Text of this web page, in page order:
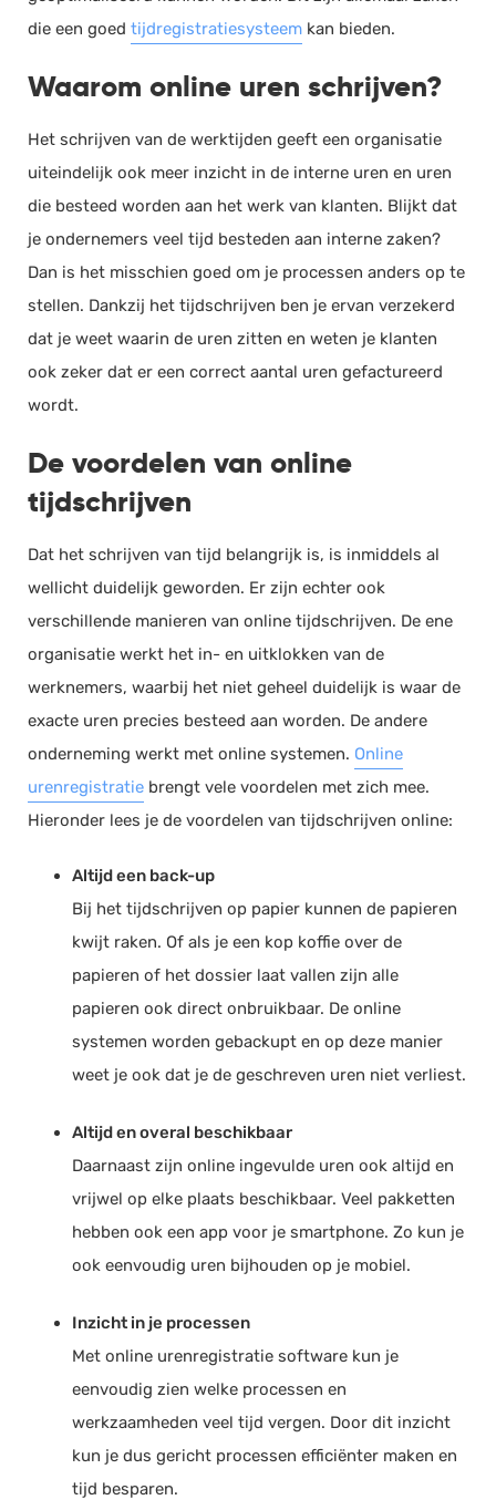
die een goed tijdregistratiesysteem kan bieden.
Waarom online uren schrijven?
Het schrijven van de werktijden geeft een organisatie
uiteindelijk ook meer inzicht in de interne uren en uren
die besteed worden aan het werk van klanten. Blijkt dat
je ondernemers veel tijd besteden aan interne zaken?
Dan is het misschien goed om je processen anders op te
stellen. Dankzij het tijdschrijven ben je ervan verzekerd
dat je weet waarin de uren zitten en weten je klanten
ook zeker dat er een correct aantal uren gefactureerd
wordt.
De voordelen van online
tijdschrijven
Dat het schrijven van tijd belangrijk is, is inmiddels al
wellicht duidelijk geworden. Er zijn echter ook
verschillende manieren van online tijdschrijven. De ene
organisatie werkt het in- en uitklokken van de
werknemers, waarbij het niet geheel duidelijk is waar de
exacte uren precies besteed aan worden. De andere
onderneming werkt met online systemen. Online
urenregistratie brengt vele voordelen met zich mee.
Hieronder lees je de voordelen van tijdschrijven online:
Altijd een back-up
Bij het tijdschrijven op papier kunnen de papieren
kwijt raken. Of als je een kop koffie over de
papieren of het dossier laat vallen zijn alle
papieren ook direct onbruikbaar. De online
systemen worden gebackupt en op deze manier
weet je ook dat je de geschreven uren niet verliest.
Altijd en overal beschikbaar
Daarnaast zijn online ingevulde uren ook altijd en
vrijwel op elke plaats beschikbaar. Veel pakketten
hebben ook een app voor je smartphone. Zo kun je
ook eenvoudig uren bijhouden op je mobiel.
Inzicht in je processen
Met online urenregistratie software kun je
eenvoudig zien welke processen en
werkzaamheden veel tijd vergen. Door dit inzicht
kun je dus gericht processen efficiënter maken en
tijd besparen.